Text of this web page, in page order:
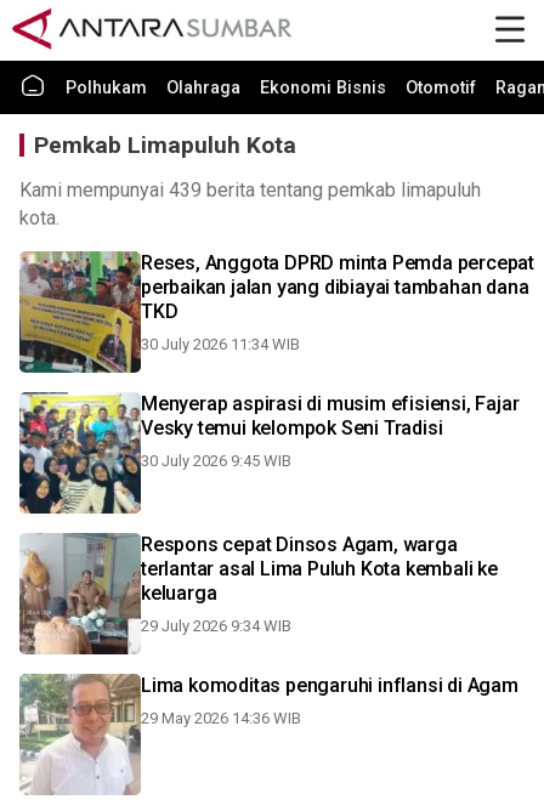
Polhukam Olahraga Ekonomi Bisnis Otomotif
Pemkab Limapuluh Kota
Kami mempunyai 439 berita tentang pemkab limapuluh
kota.
Reses, Anggota DPRD minta Pemda percepat
perbaikan jalan yang dibiayai tambahan dana
TKD
30 July 2026 11:34 WIB
Menyerap aspirasi di musim efisiensi, Fajar
Vesky temui kelompok Seni Tradisi
30 July 2026 9:45 WIB
Respons cepat Dinsos Agam, warga
terlantar asal Lima Puluh Kota kembali ke
keluarga
29 July 2026 9:34 WIB
Lima komoditas pengaruhi inflansi di Agam
29 May 2026 14:36 WIB